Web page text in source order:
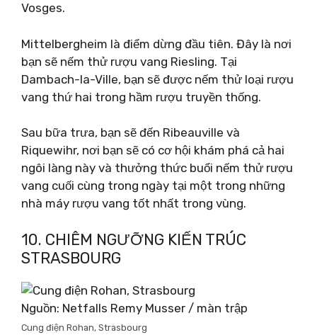
Vosges.
Mittelbergheim là điểm dừng đầu tiên. Đây là nơi
bạn sẽ nếm thử rượu vang Riesling. Tại
Dambach-la-Ville, bạn sẽ được nếm thử loại rượu
vang thứ hai trong hầm rượu truyền thống.
Sau bữa trưa, bạn sẽ đến Ribeauville và
Riquewihr, nơi bạn sẽ có cơ hội khám phá cả hai
ngôi làng này và thưởng thức buổi nếm thử rượu
vang cuối cùng trong ngày tại một trong những
nhà máy rượu vang tốt nhất trong vùng.
10. CHIÊM NGƯỠNG KIẾN ​​TRÚC
STRASBOURG
Nguồn: Netfalls Remy Musser / màn trập
Cung điện Rohan, Strasbourg